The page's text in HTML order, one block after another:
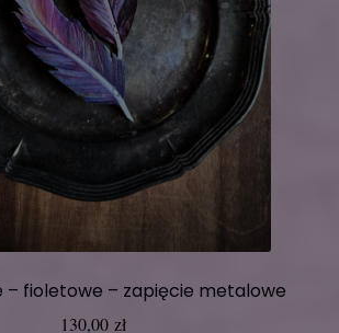
– fioletowe – zapięcie metalowe
130,00 zł